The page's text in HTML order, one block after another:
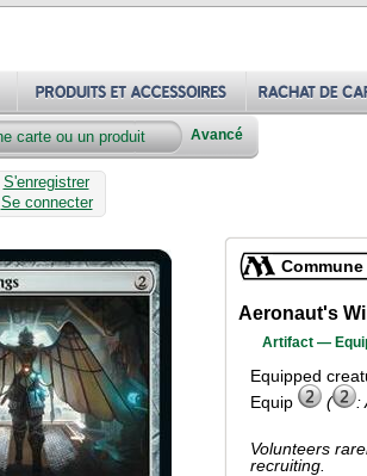
Avancé
S'enregistrer
Se connecter
Commune
Aeronaut's
Artifact —
Equipped
Equip
( :
Volunteers
recruiting.